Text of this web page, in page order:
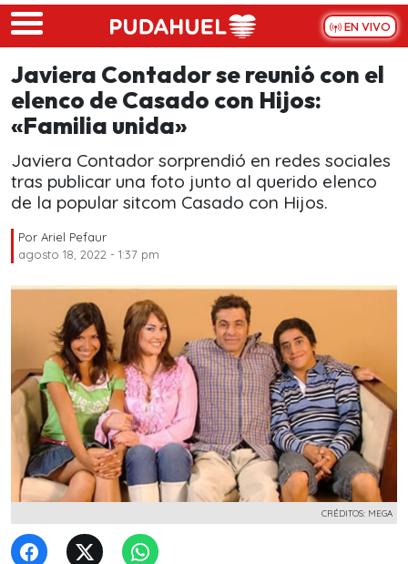
Skip to main content
EN VIVO
Javiera Contador se reunió con el
elenco de Casado con Hijos:
«Familia unida»
Javiera Contador sorprendió en redes sociales
tras publicar una foto junto al querido elenco
de la popular sitcom Casado con Hijos.
Por Ariel Pefaur
agosto 18, 2022 - 1:37 pm
CRÉDITOS: MEGA